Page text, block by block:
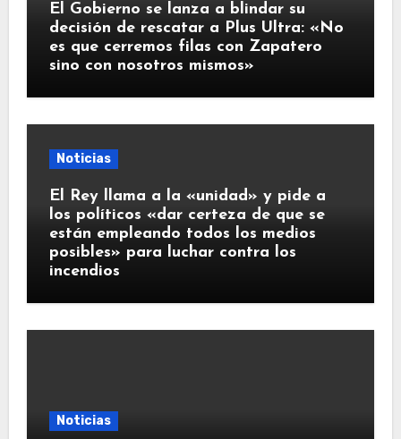
El Gobierno se lanza a blindar su
decisión de rescatar a Plus Ultra: «No
es que cerremos filas con Zapatero
sino con nosotros mismos»
Noticias
El Rey llama a la «unidad» y pide a
los políticos «dar certeza de que se
están empleando todos los medios
posibles» para luchar contra los
incendios
Noticias